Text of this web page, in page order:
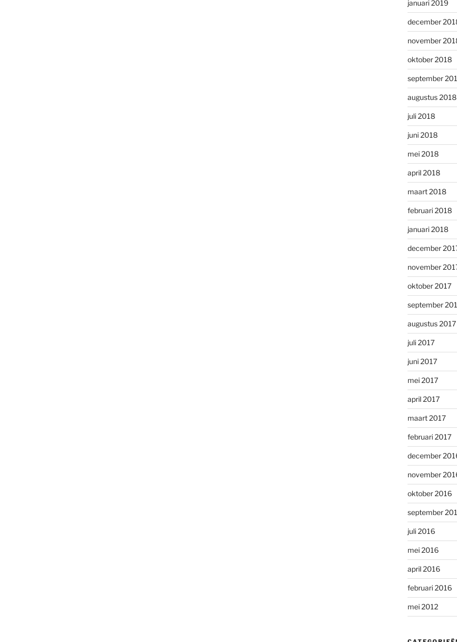
januari 2019
december
november
oktober 2018
september
augustus 2018
juli 2018
juni 2018
mei 2018
april 2018
maart 2018
februari 2018
januari 2018
december
november
oktober 2017
september
augustus 2017
juli 2017
juni 2017
mei 2017
april 2017
maart 2017
februari 2017
december
november
oktober 2016
september
juli 2016
mei 2016
april 2016
februari 2016
mei 2012